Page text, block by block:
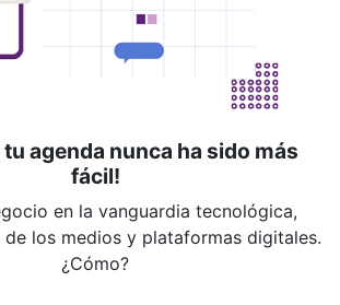
tu agenda nunca ha sido más
fácil!
en la vanguardia tecnológica,
de los medios y plataformas digitales.
¿Cómo?